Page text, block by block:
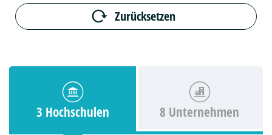
Zurücksetzen
3 Hochschulen 8 Unternehmen